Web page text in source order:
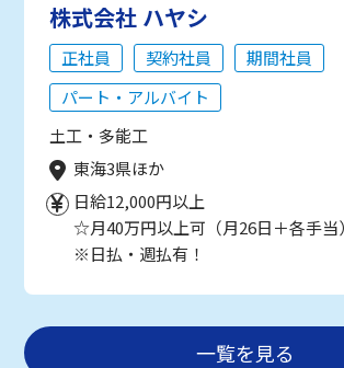
株式会社 ハヤシ
正社員 契約社員
期間社員
パート・アルバイト
土工・多能工
東海3県ほか
日給12,000円以上
☆月40万円以上可（月26日＋各手当）
※日払・週払有！
一覧を見る